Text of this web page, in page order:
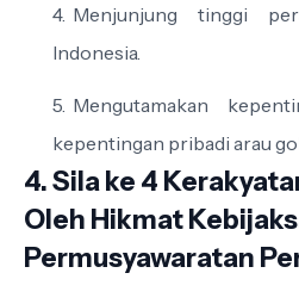
Menjunjung tinggi
Indonesia.
Mengutamakan
kepentingan pribadi arau
4. Sila ke 4
Oleh Hikmat
Permusyawaratan